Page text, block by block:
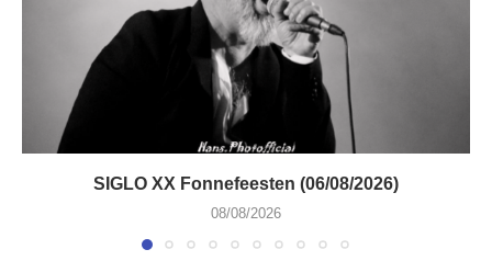
SIGLO XX Fonnefeesten (06/08/2026)
08/08/2026